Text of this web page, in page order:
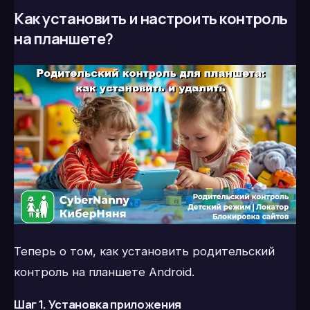
Как установить и настроить контроль
на планшете?
Теперь о том, как установить родительский
контроль на планшете Android.
Шаг 1. Установка приложения